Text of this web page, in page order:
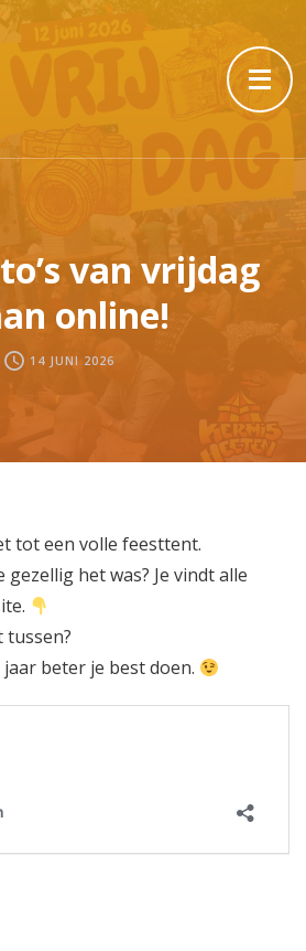
van vrijdag
online!
14 JUNI 2026
tot een volle feesttent.
het was? Je vindt alle
tussen?
beter je best doen.